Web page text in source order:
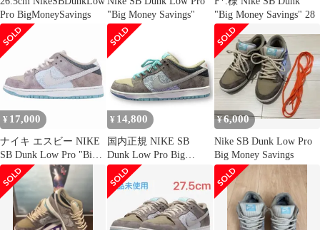
Pro BigMoneySavings
"Big Money Savings"
"Big Money Savings" 28
¥ 17,000
ナイキ エスビー NIKE
SB Dunk Low Pro "Big
Money Savings" ダンク
ロープロ ビッグマネー
セービング スニーカー
シューズ FZ3129-200
US9/27.0cm ベージュ
¥ 14,800
国内正規 NIKE SB
Dunk Low Pro Big
Money Savings FZ3129-
200 ビッグマネー セー
ビングス ダンク スニー
カー ナイキ 30cm
78607A1
¥6,000
Nike SB Dunk Low Pro
Big Money Savings